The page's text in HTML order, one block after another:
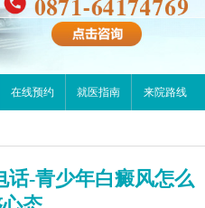
在线预约 就医指南 来院路线
话-青少年白癜风怎么